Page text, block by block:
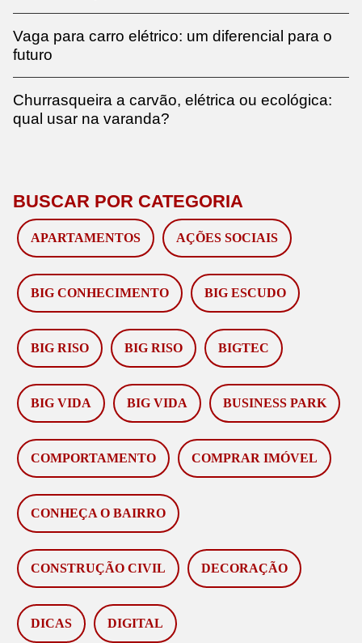
Vaga para carro elétrico: um diferencial para o
futuro
Churrasqueira a carvão, elétrica ou ecológica:
qual usar na varanda?
BUSCAR POR CATEGORIA
APARTAMENTOS AÇÕES SOCIAIS
BIG CONHECIMENTO BIG ESCUDO
BIG RISO BIG RISO BIGTEC
BIG VIDA BIG VIDA BUSINESS PARK
COMPORTAMENTO COMPRAR IMÓVEL
CONHEÇA O BAIRRO
CONSTRUÇÃO CIVIL DECORAÇÃO
DICAS DIGITAL